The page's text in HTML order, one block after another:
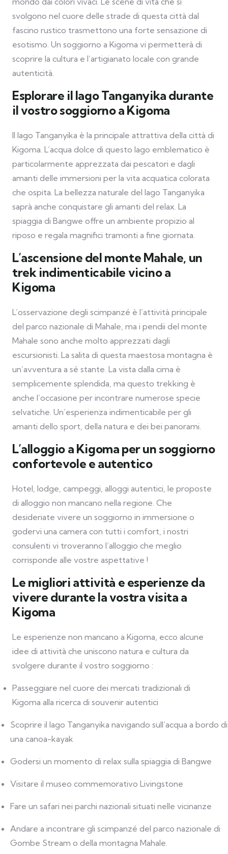
svolgono nel cuore delle strade di questa città dal
fascino rustico trasmettono una forte sensazione di
esotismo. Un soggiorno a Kigoma vi permetterà di
scoprire la cultura e l’artigianato locale con grande
autenticità.
Esplorare il lago Tanganyika durante
il vostro soggiorno a Kigoma
Il lago Tanganyika è la principale attrattiva della città di
Kigoma. L’acqua dolce di questo lago emblematico è
particolarmente apprezzata dai pescatori e dagli
amanti delle immersioni per la vita acquatica colorata
che ospita. La bellezza naturale del lago Tanganyika
saprà anche conquistare gli amanti del relax. La
spiaggia di Bangwe offre un ambiente propizio al
riposo e regala magnifici tramonti a fine giornata.
L’ascensione del monte Mahale, un
trek indimenticabile vicino a
Kigoma
L’osservazione degli scimpanzé è l’attività principale
del parco nazionale di Mahale, ma i pendii del monte
Mahale sono anche molto apprezzati dagli
escursionisti. La salita di questa maestosa montagna è
un’avventura a sé stante. La vista dalla cima è
semplicemente splendida, ma questo trekking è
anche l’occasione per incontrare numerose specie
selvatiche. Un’esperienza indimenticabile per gli
amanti dello sport, della natura e dei bei panorami.
L’alloggio a Kigoma per un soggiorno
confortevole e autentico
Hotel, lodge, campeggi, alloggi autentici, le proposte
di alloggio non mancano nella regione. Che
desideriate vivere un soggiorno in immersione o
godervi una camera con tutti i comfort, i nostri
consulenti vi troveranno l’alloggio che meglio
corrisponde alle vostre aspettative !
Le migliori attività e esperienze da
vivere durante la vostra visita a
Kigoma
Le esperienze non mancano a Kigoma, ecco alcune
idee di attività che uniscono natura e cultura da
svolgere durante il vostro soggiorno :
Passeggiare nel cuore dei mercati tradizionali di
Kigoma alla ricerca di souvenir autentici
Scoprire il lago Tanganyika navigando sull’acqua a bordo di
una canoa-kayak
Godersi un momento di relax sulla spiaggia di Bangwe
Visitare il museo commemorativo Livingstone
Fare un safari nei parchi nazionali situati nelle vicinanze
Andare a incontrare gli scimpanzé del parco nazionale di
Gombe Stream o della montagna Mahale.